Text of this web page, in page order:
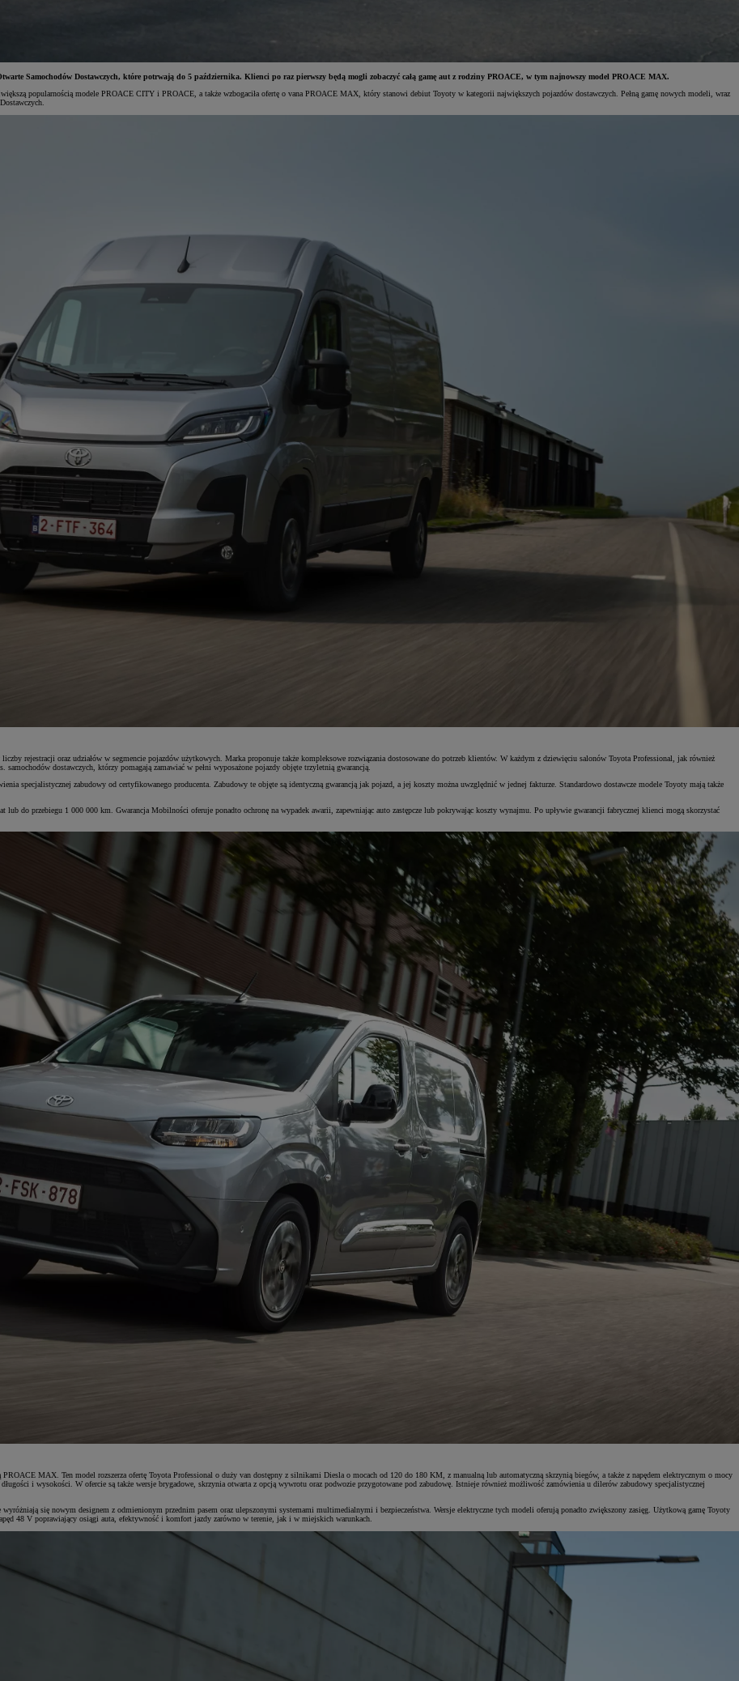
Samochodów Dostawczych, które potrwają do 5 października. Klienci po raz pierwszy będą mogli zobaczyć całą gamę aut z rodziny PROACE, w tym najnowszy model PROACE MAX.
popularnością modele PROACE CITY i PROACE, a także wzbogaciła ofertę o vana PROACE MAX, który stanowi debiut Toyoty w kategorii największych pojazdów dostawczych. Pełną gamę nowych modeli, wraz
rejestracji oraz udziałów w segmencie pojazdów użytkowych. Marka proponuje także kompleksowe rozwiązania dostosowane do potrzeb klientów. W każdym z dziewięciu salonów Toyota Professional, jak również
dostawczych, którzy pomagają zamawiać w pełni wyposażone pojazdy objęte trzyletnią gwarancją.
specjalistycznej zabudowy od certyfikowanego producenta. Zabudowy te objęte są identyczną gwarancją jak pojazd, a jej koszty można uwzględnić w jednej fakturze. Standardowo dostawcze modele Toyoty mają także
do przebiegu 1 000 000 km. Gwarancja Mobilności oferuje ponadto ochronę na wypadek awarii, zapewniając auto zastępcze lub pokrywając koszty wynajmu. Po upływie gwarancji fabrycznej klienci mogą skorzystać
MAX. Ten model rozszerza ofertę Toyota Professional o duży van dostępny z silnikami Diesla o mocach od 120 do 180 KM, z manualną lub automatyczną skrzynią biegów, a także z napędem elektrycznym o mocy
i wysokości. W ofercie są także wersje brygadowe, skrzynia otwarta z opcją wywrotu oraz podwozie przygotowane pod zabudowę. Istnieje również możliwość zamówienia u dilerów zabudowy specjalistycznej
się nowym designem z odmienionym przednim pasem oraz ulepszonymi systemami multimedialnymi i bezpieczeństwa. Wersje elektryczne tych modeli oferują ponadto zwiększony zasięg. Użytkową gamę Toyoty
48 V poprawiający osiągi auta, efektywność i komfort jazdy zarówno w terenie, jak i w miejskich warunkach.